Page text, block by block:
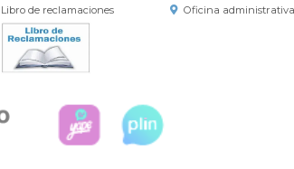
Libro de reclamaciones
Oficina